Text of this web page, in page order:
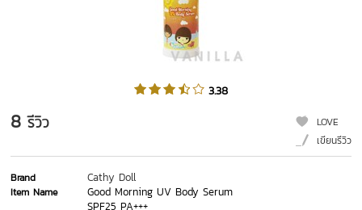
3.38
8 รีวิว
LOVE
เขียนรีวิว
Brand Cathy Doll
Item Name
Good Morning UV Body Serum
SPF25 PA+++